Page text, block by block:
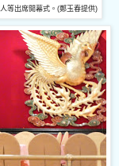
等出席開幕式。(鄭玉春提供)